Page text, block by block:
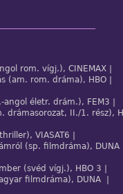
rom. vígj.), CINEMAX |
rom. dráma), HBO |
életr. drám.), FEM3 |
II./1. rész),
VIASAT6 |
(sp. filmdráma), DUNA
(svéd vígj.), HBO 3 |
filmdráma), DUNA |